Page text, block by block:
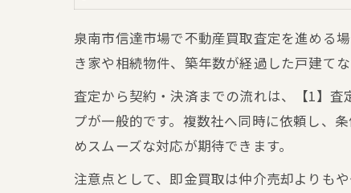
泉南市信達市場で不動産買取査定を進める
き家や相続物件、築年数が経過した戸建て
査定から契約・決済までの流れは、【1】
プが一般的です。複数社へ同時に依頼し、
めスムーズな対応が期待できます。
注意点として、即金買取は仲介売却よりも